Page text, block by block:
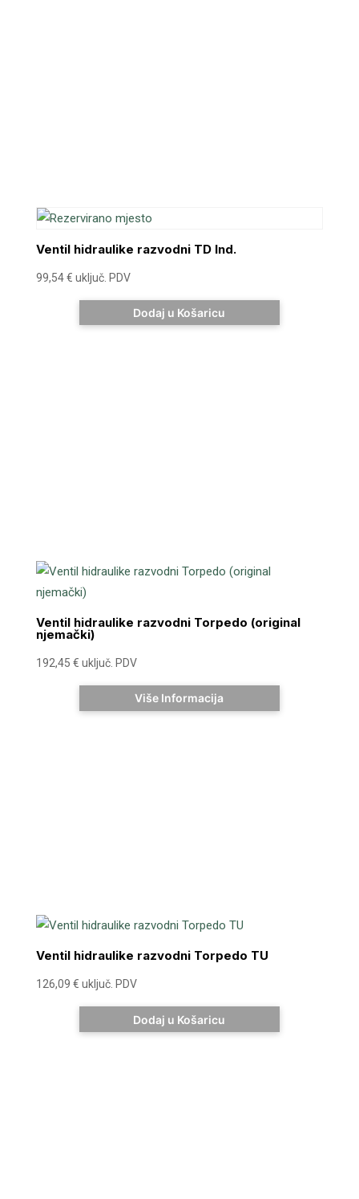
Ventil hidraulike razvodni TD Ind.
99,54€ uključ. PDV
Dodaj u Košaricu
Ventil hidraulike razvodni Torpedo (original
njemački)
192,45 € uključ. PDV
Više Informacija
Ventil hidraulike razvodni Torpedo TU
126,09 € uključ. PDV
Dodaj u Košaricu